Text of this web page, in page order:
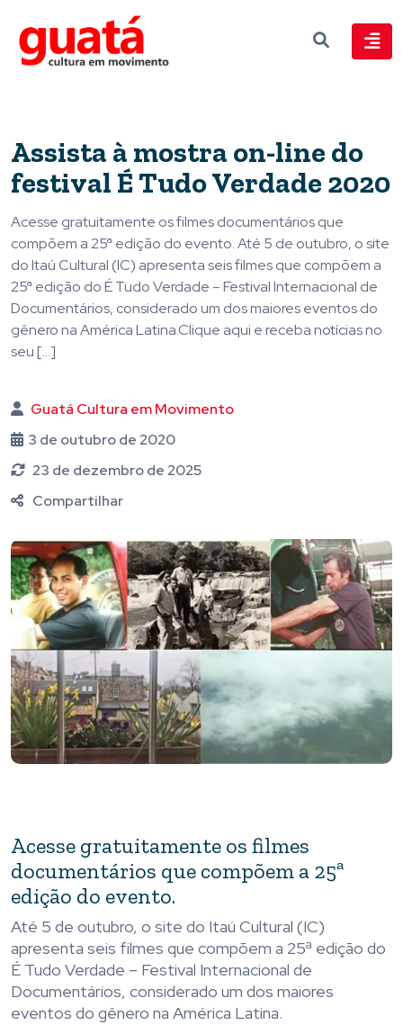
Assista à mostra on-line do
festival É Tudo Verdade 2020
Acesse gratuitamente os filmes documentários que
compõem a 25ª edição do evento. Até 5 de outubro, o site
do Itaú Cultural (IC) apresenta seis filmes que compõem a
25ª edição do É Tudo Verdade – Festival Internacional de
Documentários, considerado um dos maiores eventos do
gênero na América Latina.Clique aqui e receba notícias no
seu […]
Guatá Cultura em Movimento
3 de outubro de 2020
23 de dezembro de 2025
Compartilhar
Acesse gratuitamente os filmes
documentários que compõem a 25ª
edição do evento.
Até 5 de outubro, o site do Itaú Cultural (IC)
apresenta seis filmes que compõem a 25ª edição do
É Tudo Verdade – Festival Internacional de
Documentários, considerado um dos maiores
eventos do gênero na América Latina.